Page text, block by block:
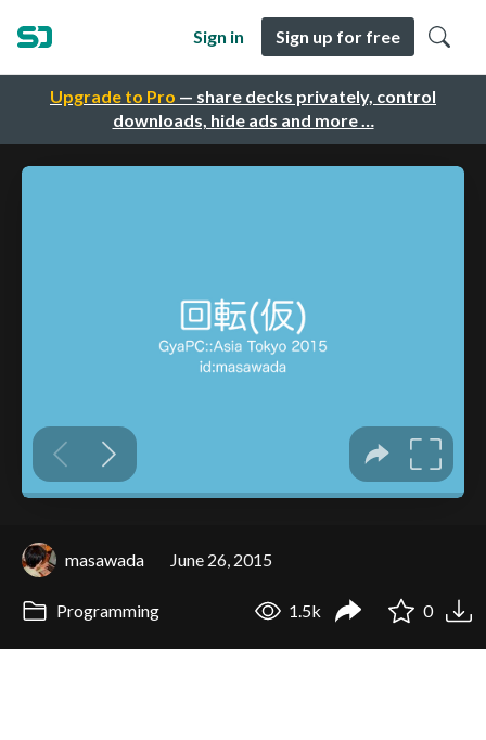
Upgrade to Pro — share decks privately, control
downloads, hide ads and more …
Sign in Sign up for free
masawada June 26, 2015
Programming 1.5k 0